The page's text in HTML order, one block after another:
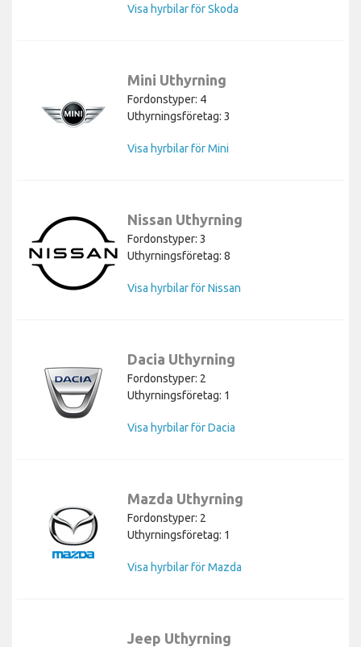
Visa hyrbilar för Skoda
Mini Uthyrning
Fordonstyper: 4
Uthyrningsföretag: 3
Visa hyrbilar för Mini
Nissan Uthyrning
Fordonstyper: 3
Uthyrningsföretag: 8
Visa hyrbilar för Nissan
Dacia Uthyrning
Fordonstyper: 2
Uthyrningsföretag: 1
Visa hyrbilar för Dacia
Mazda Uthyrning
Fordonstyper: 2
Uthyrningsföretag: 1
Visa hyrbilar för Mazda
Jeep Uthyrning